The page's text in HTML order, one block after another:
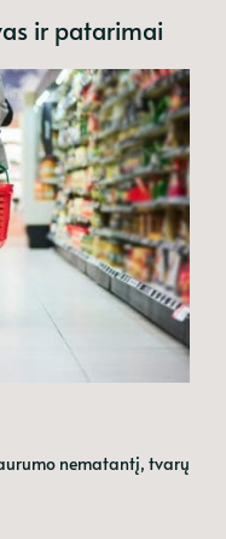
ir patarimai
nematantį, tvarų